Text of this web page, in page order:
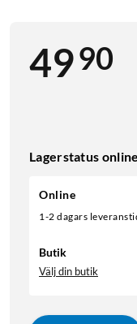
4990
Lagerstatus
Online
1-2 dagars
Butik
Välj din butik